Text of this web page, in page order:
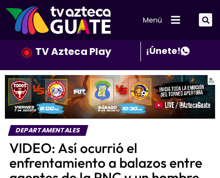
Menú
TV Azteca Play ¡Únete!
DEPARTAMENTALES
VIDEO: Así ocurrió el